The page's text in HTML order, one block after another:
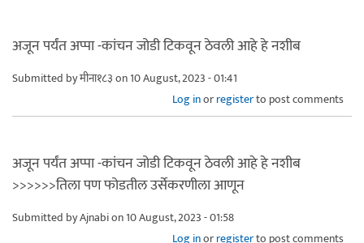
अजून पर्यंत अप्पा -कांचन जोडी टिकवून ठेवली आहे हे नशीब
Submitted byमीना१८३on 10 August, 2023 - 01:41
Log inorregisterto post comments
अजून पर्यंत अप्पा -कांचन जोडी टिकवून ठेवली आहे हे नशीब
>>>>>>तिला पण फोडतील उर्सेकरणीला आणून
Submitted byAjnabion 10 August, 2023 - 01:58
Log inorregisterto post comments